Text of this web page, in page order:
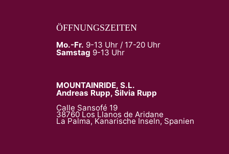
ÖFFNUNGSZEITEN
Mo.-Fr. 9-13 Uhr / 17-20 Uhr
Samstag 9-13 Uhr
MOUNTAINRIDE, S.L.
Andreas Rupp, Silvia Rupp
Calle Sansofé 19
38760 Los Llanos de Aridane
La Palma, Kanarische Inseln, Spanien